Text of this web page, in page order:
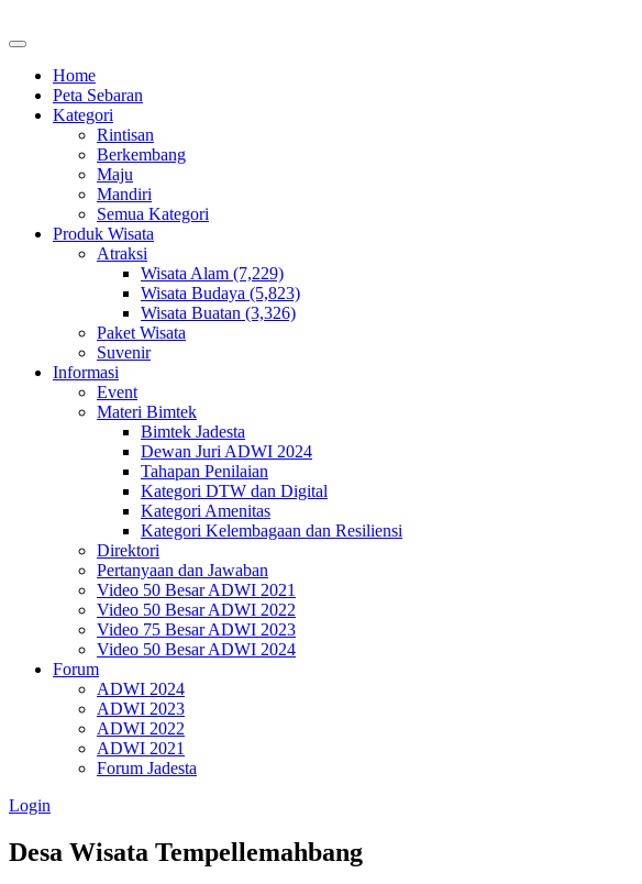
Home
Peta Sebaran
Kategori
Rintisan
Berkembang
Maju
Mandiri
Semua Kategori
Produk Wisata
Atraksi
Wisata Alam (7,229)
Wisata Budaya (5,823)
Wisata Buatan (3,326)
Paket Wisata
Suvenir
Informasi
Event
Materi Bimtek
Bimtek Jadesta
Dewan Juri ADWI 2024
Tahapan Penilaian
Kategori DTW dan Digital
Kategori Amenitas
Kategori Kelembagaan dan Resiliensi
Direktori
Pertanyaan dan Jawaban
Video 50 Besar ADWI 2021
Video 50 Besar ADWI 2022
Video 75 Besar ADWI 2023
Video 50 Besar ADWI 2024
Forum
ADWI 2024
ADWI 2023
ADWI 2022
ADWI 2021
Forum Jadesta
Login
Desa Wisata Tempellemahbang